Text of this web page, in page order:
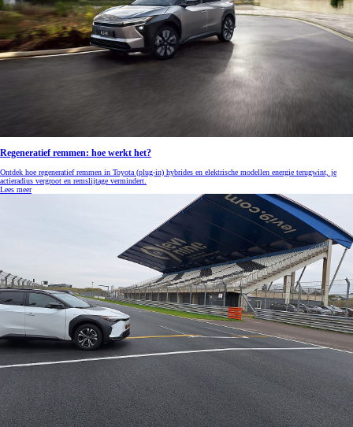
Regeneratief remmen: hoe werkt het?
Ontdek hoe regeneratief remmen in Toyota (plug-in) hybrides en elektrische modellen energie terugwint, je
actieradius vergroot en remslijtage vermindert.
Lees meer